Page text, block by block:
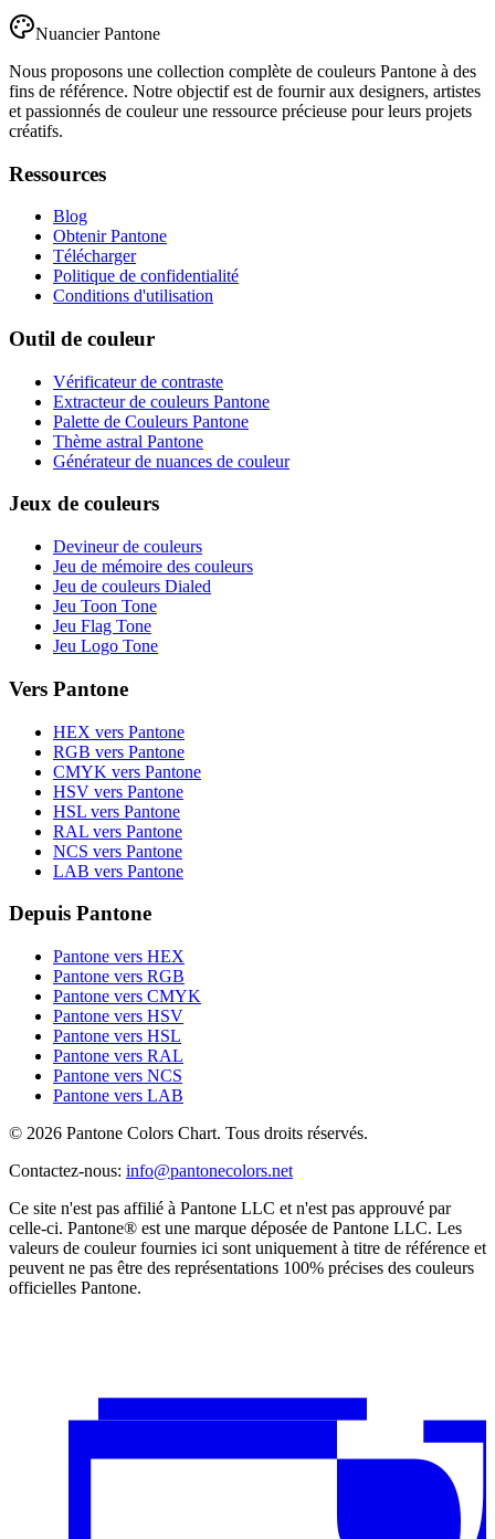
Nuancier Pantone
Nous proposons une collection complète de couleurs Pantone à des
fins de référence. Notre objectif est de fournir aux designers, artistes
et passionnés de couleur une ressource précieuse pour leurs projets
créatifs.
Ressources
Blog
Obtenir Pantone
Télécharger
Politique de confidentialité
Conditions d'utilisation
Outil de couleur
Vérificateur de contraste
Extracteur de couleurs Pantone
Palette de Couleurs Pantone
Thème astral Pantone
Générateur de nuances de couleur
Jeux de couleurs
Devineur de couleurs
Jeu de mémoire des couleurs
Jeu de couleurs Dialed
Jeu Toon Tone
Jeu Flag Tone
Jeu Logo Tone
Vers Pantone
HEX vers Pantone
RGB vers Pantone
CMYK vers Pantone
HSV vers Pantone
HSL vers Pantone
RAL vers Pantone
NCS vers Pantone
LAB vers Pantone
Depuis Pantone
Pantone vers HEX
Pantone vers RGB
Pantone vers CMYK
Pantone vers HSV
Pantone vers HSL
Pantone vers RAL
Pantone vers NCS
Pantone vers LAB
© 2026 Pantone Colors Chart. Tous droits réservés.
Contactez-nous: info@pantonecolors.net
Ce site n'est pas affilié à Pantone LLC et n'est pas approuvé par
celle-ci. Pantone® est une marque déposée de Pantone LLC. Les
valeurs de couleur fournies ici sont uniquement à titre de référence et
peuvent ne pas être des représentations 100% précises des couleurs
officielles Pantone.